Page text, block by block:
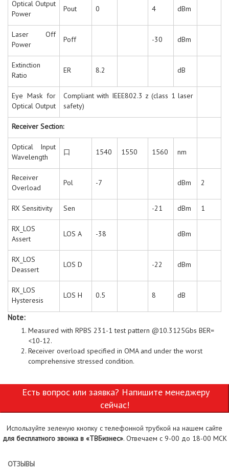
Optical Output
Power
Pout 0 4 dBm
Laser Off
Power
Poff -30 dBm
Extinction
Ratio
ER 8.2 dB
Eye Mask for
Optical Output
Compliant with IEEE802.3 z (class 1 laser
safety)
Receiver Section:
Optical Input
Wavelength
口 1540 1550 1560 nm
Receiver
Overload
Pol -7 dBm 2
RX Sensitivity Sen -21 dBm 1
RX_LOS
Assert
LOS A -38 dBm
RX_LOS
Deassert
LOS D -22 dBm
RX_LOS
Hysteresis
LOS H 0.5 8 dB
Note:
Measured with RPBS 231-1 test pattern @10.3125Gbs BER=
<10-12.
Receiver overload specified in OMA and under the worst
comprehensive stressed condition.
сейчас!
Используйте зеленую кнопку с телефонной трубкой на нашем сайте
для бесплатного звонка в «ТВБизнес». Отвечаем с 9-00 до 18-00 МСК
ОТЗЫВЫ